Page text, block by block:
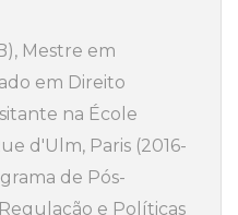
Mestre em
em Direito
na École
d'Ulm, Paris (2016-
de Pós-
e Políticas